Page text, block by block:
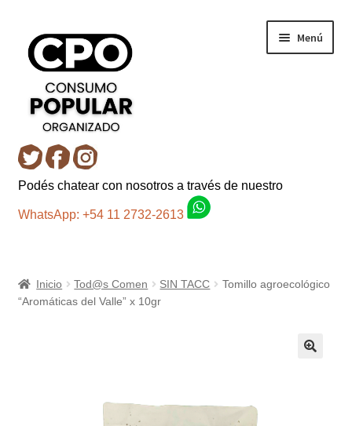
navegación
contenido
Menú
Inicio
Carro
Fondo AC
Preguntas Frecuentes
Podés chatear con nosotros a través de nuestro
WhatsApp: +54 11 2732-2613
Inicio Tod@s Comen SIN TACC
Tomillo agroecológico
“Aromáticas del Valle” x 10gr